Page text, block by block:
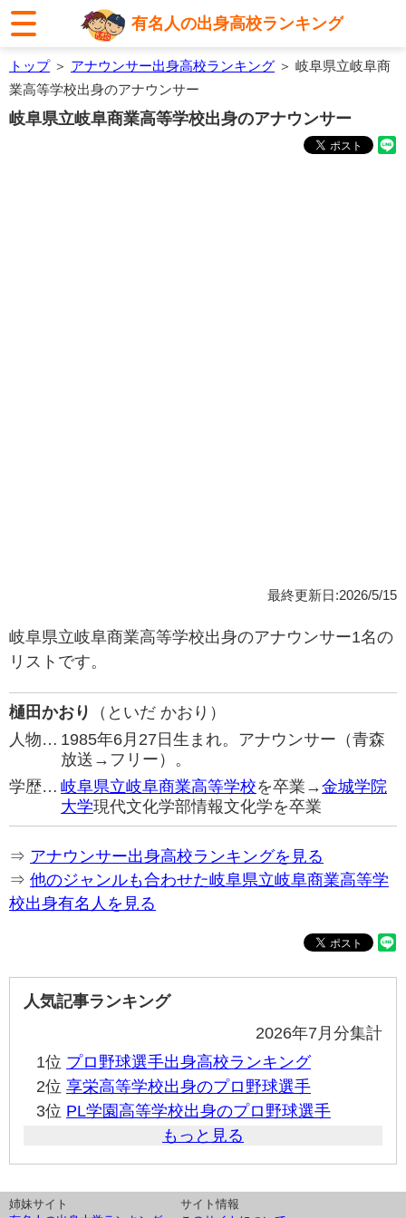
有名人の出身高校ランキング
トップ＞ アナウンサー出身高校ランキング ＞ 岐阜県立岐阜商
業高等学校出身のアナウンサー
岐阜県立岐阜商業高等学校出身のアナウンサー
最終更新日:2026/5/15
岐阜県立岐阜商業高等学校出身のアナウンサー1名の
リストです。
樋田かおり
（といだ かおり）
人物… 1985年6月27日生まれ。アナウンサー（青森
放送→フリー）。
学歴… 岐阜県立岐阜商業高等学校を卒業→金城学院
大学現代文化学部情報文化学を卒業
⇒ アナウンサー出身高校ランキングを見る
⇒ 他のジャンルも合わせた岐阜県立岐阜商業高等学
校出身有名人を見る
人気記事ランキング
2026年7月分集計
1位 プロ野球選手出身高校ランキング
2位 享栄高等学校出身のプロ野球選手
3位 PL学園高等学校出身のプロ野球選手
もっと見る
姉妹サイト
サイト情報